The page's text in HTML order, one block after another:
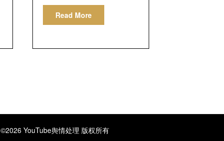
Read More
©2026 YouTube舆情处理 版权所有